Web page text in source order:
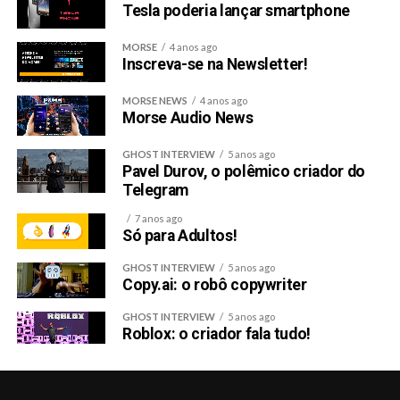
Tesla poderia lançar smartphone
MORSE 4 anos ago
Inscreva-se na Newsletter!
MORSE NEWS 4 anos ago
Morse Audio News
GHOST INTERVIEW 5 anos ago
Pavel Durov, o polêmico criador do
Telegram
7 anos ago
Só para Adultos!
GHOST INTERVIEW 5 anos ago
Copy.ai: o robô copywriter
GHOST INTERVIEW 5 anos ago
Roblox: o criador fala tudo!